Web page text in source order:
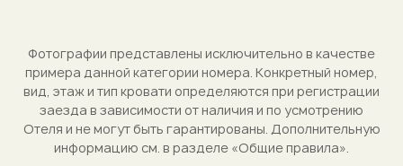
Фотографии представлены исключительно в качестве
примера данной категории номера. Конкретный номер,
вид, этаж и тип кровати определяются при регистрации
заезда в зависимости от наличия и по усмотрению
Отеля и не могут быть гарантированы. Дополнительную
информацию см. в разделе «Общие правила».